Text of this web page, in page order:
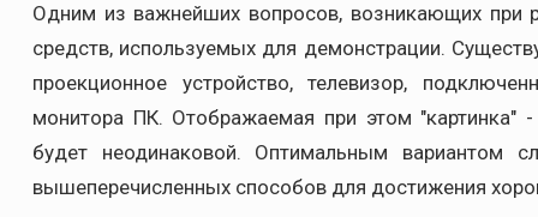
Одним из важнейших вопросов, возникающих при
средств, используемых для демонстрации.
проекционное устройство, телевизор,
монитора ПК. Отображаемая при этом "картинка"
будет неодинаковой. Оптимальным вариантом
вышеперечисленных способов для достижения